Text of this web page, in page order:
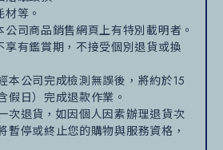
等。
公司商品銷售網頁上有特別載明者。
享有鑑賞期，不接受個別退貨或換
本公司完成檢測無誤後，將約於15
假日）完成退款作業。
次退貨，如因個人因素辦理退貨次
暫停或終止您的購物與服務資格，